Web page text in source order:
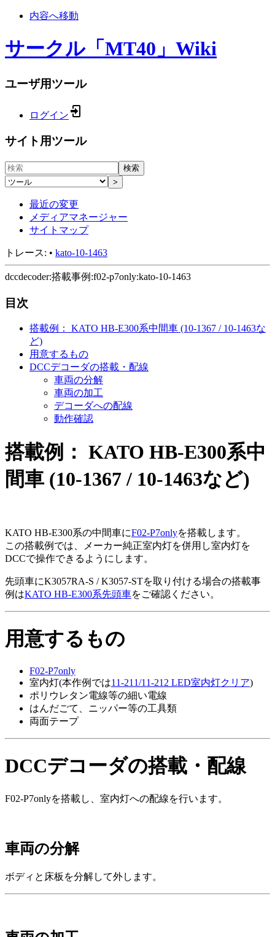
内容へ移動
サークル「MT40」Wiki
ユーザ用ツール
ログイン
サイト用ツール
検索
>
最近の変更
メディアマネージャー
サイトマップ
トレース: • kato-10-1463
dccdecoder:搭載事例:f02-p7only:kato-10-1463
目次
搭載例： KATO HB-E300系中間車 (10-1367 / 10-1463な
ど)
用意するもの
DCCデコーダの搭載・配線
車両の分解
車両の加工
デコーダへの配線
動作確認
搭載例： KATO HB-E300系中
間車 (10-1367 / 10-1463など)
KATO HB-E300系の中間車にF02-P7onlyを搭載します。
この搭載例では、メーカー純正室内灯を併用し室内灯を
DCCで操作できるようにします。
先頭車にK3057RA-S / K3057-STを取り付ける場合の搭載事
例はKATO HB-E300系先頭車をご確認ください。
用意するもの
F02-P7only
室内灯(本作例では11-211/11-212 LED室内灯クリア)
ポリウレタン電線等の細い電線
はんだごて、ニッパー等の工具類
両面テープ
DCCデコーダの搭載・配線
F02-P7onlyを搭載し、室内灯への配線を行います。
車両の分解
ボディと床板を分解して外します。